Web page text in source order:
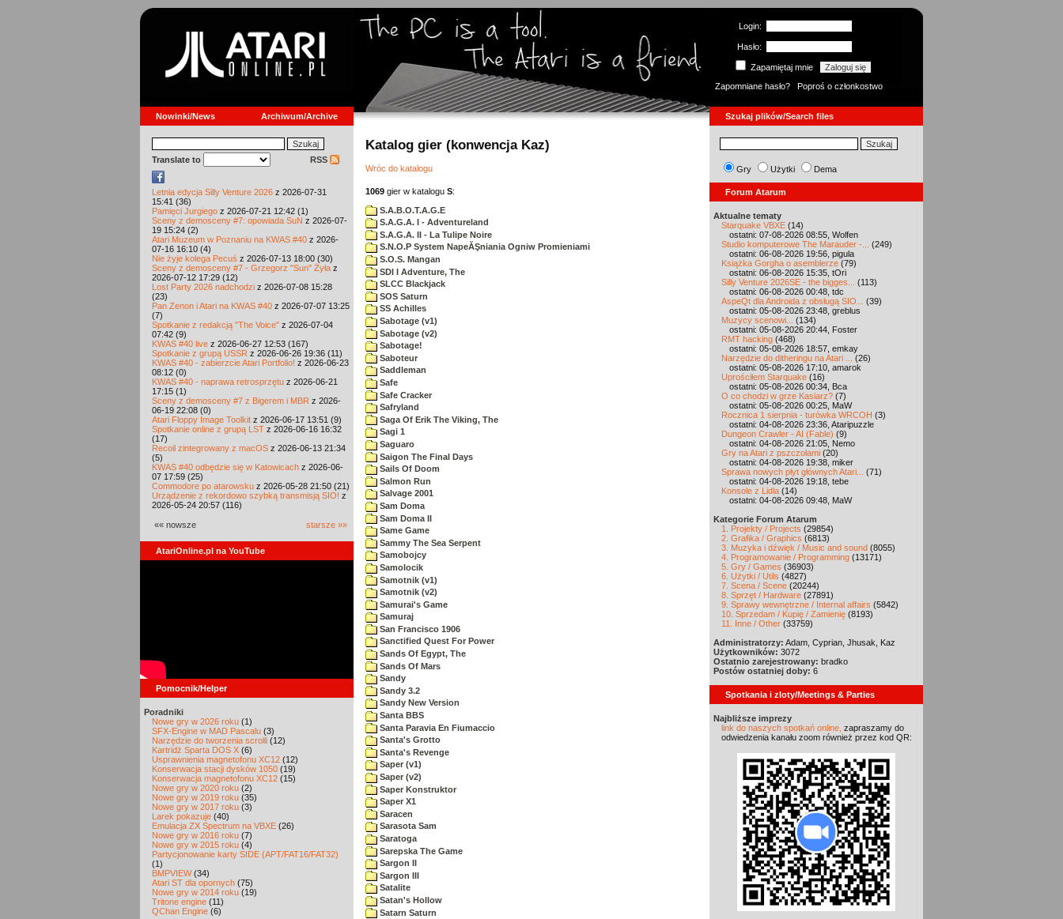
Login:
Hasło:
Zapamiętaj mnie
Zapomniane hasło?
Poproś o członkostwo
Nowinki/News Archiwum/Archive Szukaj plików/Search files
Translate to RSS
Letnia edycja Silly Venture 2026 z 2026-07-31
15:41 (36)
Pamięci Jurgiego z 2026-07-21 12:42 (1)
Sceny z demosceny #7: opowiada SuN z 2026-07-
19 15:24 (2)
Atari Muzeum w Poznaniu na KWAS #40 z 2026-
07-16 16:10 (4)
Nie żyje kolega Pecuś z 2026-07-13 18:00 (30)
Sceny z demosceny #7 - Grzegorz "Sun" Żyła z
2026-07-12 17:29 (12)
Lost Party 2026 nadchodzi z 2026-07-08 15:28
(23)
Pan Zenon i Atari na KWAS #40 z 2026-07-07 13:25
(7)
Spotkanie z redakcją "The Voice" z 2026-07-04
07:42 (9)
KWAS #40 live z 2026-06-27 12:53 (167)
Spotkanie z grupą USSR z 2026-06-26 19:36 (11)
KWAS #40 - zabierzcie Atari Portfolio! z 2026-06-23
08:12 (0)
KWAS #40 - naprawa retrosprzętu z 2026-06-21
17:15 (1)
Sceny z demosceny #7 z Bigerem i MBR z 2026-
06-19 22:08 (0)
Atari Floppy Image Toolkit z 2026-06-17 13:51 (9)
Spotkanie online z grupą LST z 2026-06-16 16:32
(17)
Recoil zintegrowany z macOS z 2026-06-13 21:34
(5)
KWAS #40 odbędzie się w Katowicach z 2026-06-
07 17:59 (25)
Commodore po atarowsku z 2026-05-28 21:50 (21)
Urządzenie z rekordowo szybką transmisją SIO! z
2026-05-24 20:57 (116)
«« nowsze starsze »»
AtariOnline.pl na YouTube
Pomocnik/Helper
Poradniki
Nowe gry w 2026 roku (1)
SFX-Engine w MAD Pascalu (3)
Narzędzie do tworzenia scrolli (12)
Kartridż Sparta DOS X (6)
Usprawnienia magnetofonu XC12 (12)
Konserwacja stacji dysków 1050 (19)
Konserwacja magnetofonu XC12 (15)
Nowe gry w 2020 roku (2)
Nowe gry w 2019 roku (35)
Nowe gry w 2017 roku (3)
Larek pokazuje (40)
Emulacja ZX Spectrum na VBXE (26)
Nowe gry w 2016 roku (7)
Nowe gry w 2015 roku (4)
Partycjonowanie karty SIDE (APT/FAT16/FAT32)
(1)
BMPVIEW(34)
Atari ST dla opornych (75)
Nowe gry w 2014 roku (19)
Tritone engine (11)
QChan Engine (6)
Katalog gier (konwencja Kaz)
Wróc do katalogu
1069 gier w katalogu S:
S.A.B.O.T.A.G.E
S.A.G.A. I - Adventureland
S.A.G.A. II - La Tulipe Noire
S.N.O.P System NapeĂŞniania Ogniw Promieniami
S.O.S. Mangan
SDI I Adventure, The
SLCC Blackjack
SOS Saturn
SS Achilles
Sabotage (v1)
Sabotage (v2)
Sabotage!
Saboteur
Saddleman
Safe
Safe Cracker
Safryland
Saga Of Erik The Viking, The
Sagi 1
Saguaro
Saigon The Final Days
Sails Of Doom
Salmon Run
Salvage 2001
Sam Doma
Sam Doma II
Same Game
Sammy The Sea Serpent
Samobojcy
Samolocik
Samotnik (v1)
Samotnik (v2)
Samurai's Game
Samuraj
San Francisco 1906
Sanctified Quest For Power
Sands Of Egypt, The
Sands Of Mars
Sandy
Sandy 3.2
Sandy New Version
Santa BBS
Santa Paravia En Fiumaccio
Santa's Grotto
Santa's Revenge
Saper (v1)
Saper (v2)
Saper Konstruktor
Saper X1
Saracen
Sarasota Sam
Saratoga
Sarepska The Game
Sargon II
Sargon III
Satalite
Satan's Hollow
Satarn Saturn
Gry Użytki Dema
Forum Atarum
Aktualne tematy
Starquake VBXE (14)
ostatni: 07-08-2026 08:55, Wolfen
Studio komputerowe The Marauder -...
(249)
ostatni: 06-08-2026 19:56, pigula
Książka Gorgha o asemblerze (79)
ostatni: 06-08-2026 15:35, tOri
Silly Venture 2026SE - the bigges...
(113)
ostatni: 06-08-2026 00:48, tdc
AspeQt dla Androida z obsługą SIO...
(39)
ostatni: 05-08-2026 23:48, greblus
Muzycy scenowi...
(134)
ostatni: 05-08-2026 20:44, Foster
RMT hacking (468)
ostatni: 05-08-2026 18:57, emkay
Narzędzie do ditheringu na Atari ...
(26)
ostatni: 05-08-2026 17:10, amarok
Uprościłem Starquake (16)
ostatni: 05-08-2026 00:34, Bca
O co chodzi w grze Kasiarz? (7)
ostatni: 05-08-2026 00:25, MaW
Rocznica 1 sierpnia - turówka WRCOH (3)
ostatni: 04-08-2026 23:36, Ataripuzzle
Dungeon Crawler - AI (Fable) (9)
ostatni: 04-08-2026 21:05, Nemo
Gry na Atari z pszczołami (20)
ostatni: 04-08-2026 19:38, miker
Sprawa nowych płyt głównych Atari...
(71)
ostatni: 04-08-2026 19:18, tebe
Konsole z Lidla (14)
ostatni: 04-08-2026 09:48, MaW
Kategorie Forum Atarum
1. Projekty / Projects (29854)
2. Grafika / Graphics (6813)
3. Muzyka i dźwięk / Music and sound (8055)
4. Programowanie / Programming (13171)
5. Gry / Games (36903)
6. Użytki / Utils (4827)
7. Scena / Scene (20244)
8. Sprzęt / Hardware (27891)
9. Sprawy wewnętrzne / Internal affairs (5842)
10. Sprzedam / Kupię / Zamienię (8193)
11. Inne / Other (33759)
Administratorzy: Adam, Cyprian, Jhusak, Kaz
Użytkowników: 3072
Ostatnio zarejestrowany: bradko
Postów ostatniej doby: 6
Spotkania i zloty/Meetings & Parties
Najbliższe imprezy
link do naszych spotkań online, zapraszamy do
odwiedzenia kanału zoom również przez kod QR: